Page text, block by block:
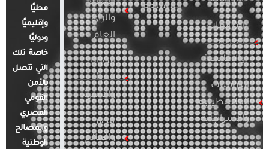
الدراسات
العربية
والإقليمية
الدراسات
الفلسطينية
والإسرائيلية
المسلحة
الإعلام
والرأي
العام
قضايا
المرأة
والأسرة
مصر
والعالم
محليًا
وإقليميًا
ودوليًا
خاصة تلك
التي تتصل
بالأمن
القومي
المصري
والمصالح
الوطنية